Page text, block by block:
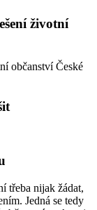
životní
občanství České
třeba nijak žádat,
Jedná se tedy